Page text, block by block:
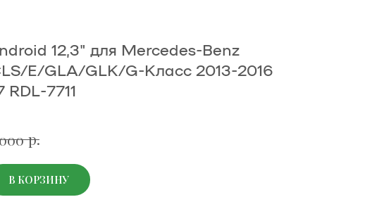
12,3" для Mercedes-Benz
E/GLA/GLK/G-Класс 2013-2016
7711
р.
В КОРЗИНУ